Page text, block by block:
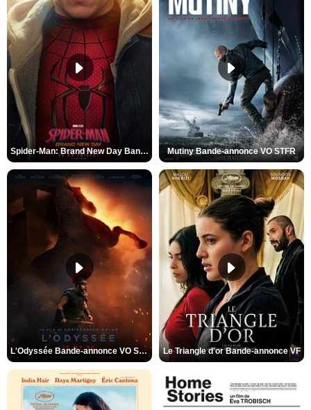
Spider-Man: Brand New Day Bande-annonce VO STFR Mutiny Bande-annonce VO STFR
L'Odyssée Bande-annonce VO STFR Le Triangle d'or Bande-annonce VF